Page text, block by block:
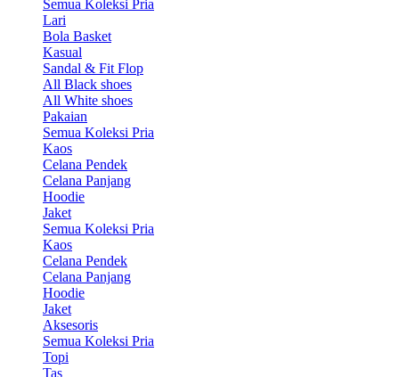
Semua Koleksi Pria
Lari
Bola Basket
Kasual
Sandal & Fit Flop
All Black shoes
All White shoes
Pakaian
Semua Koleksi Pria
Kaos
Celana Pendek
Celana Panjang
Hoodie
Jaket
Semua Koleksi Pria
Kaos
Celana Pendek
Celana Panjang
Hoodie
Jaket
Aksesoris
Semua Koleksi Pria
Topi
Tas